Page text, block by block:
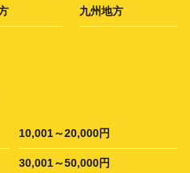
九州地方
10,001～20,000円
30,001～50,000円